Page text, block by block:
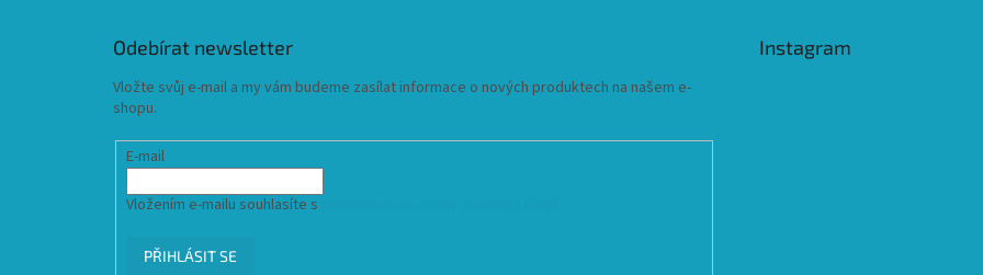
Odebírat newsletter
Vložte svůj e-mail a my vám budeme zasílat informace o nových produktech na našem e-
shopu.
E-mail
Vložením e-mailu souhlasíte s
PŘIHLÁSIT SE
Instagram